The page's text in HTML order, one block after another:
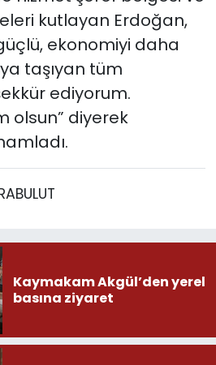
kutlayan Erdoğan,
ekonomiyi daha
taşıyan tüm
ediyorum.
olsun” diyerek
Kaymakam Akgül’den yerel
basına ziyaret